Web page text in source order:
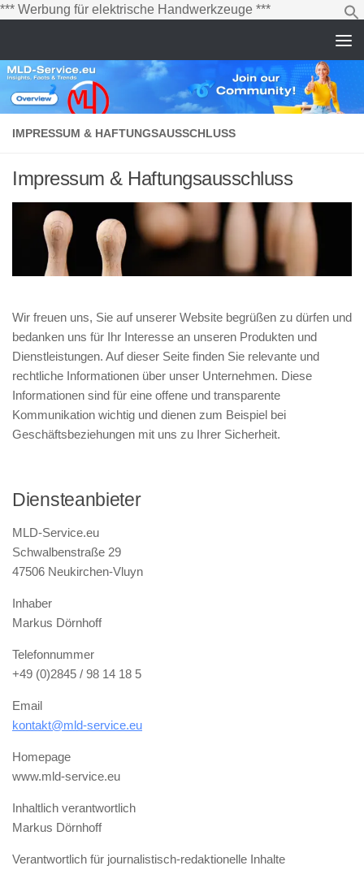
*** Werbung für elektrische Handwerkzeuge ***
Inhalt
IMPRESSUM & HAFTUNGSAUSSCHLUSS
Impressum & Haftungsausschluss
Wir freuen uns, Sie auf unserer Website begrüßen zu dürfen und
bedanken uns für Ihr Interesse an unseren Produkten und
Dienstleistungen. Auf dieser Seite finden Sie relevante und
rechtliche Informationen über unser Unternehmen. Diese
Informationen sind für eine offene und transparente
Kommunikation wichtig und dienen zum Beispiel bei
Geschäftsbeziehungen mit uns zu Ihrer Sicherheit.
Diensteanbieter
MLD-Service.eu
Schwalbenstraße 29
47506 Neukirchen-Vluyn
Inhaber
Markus Dörnhoff
Telefonnummer
+49 (0)2845 / 98 14 18 5
Email
kontakt@mld-service.eu
Homepage
www.mld-service.eu
Inhaltlich verantwortlich
Markus Dörnhoff
Verantwortlich für journalistisch-redaktionelle Inhalte